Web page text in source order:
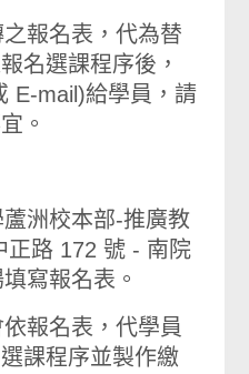
報名表，代為替
名選課程序後，
E-mail)給學員，請
。
洲校本部-推廣教
正路 172 號 - 南院
寫報名表。
報名表，代學員
課程序並製作繳